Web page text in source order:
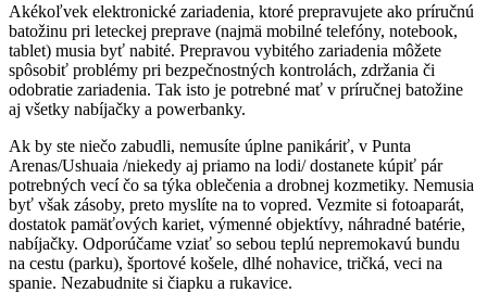
Akékoľvek elektronické zariadenia, ktoré prepravujete ako príručnú
batožinu pri leteckej preprave (najmä mobilné telefóny, notebook,
tablet) musia byť nabité. Prepravou vybitého zariadenia môžete
spôsobiť problémy pri bezpečnostných kontrolách, zdržania či
odobratie zariadenia. Tak isto je potrebné mať v príručnej batožine
aj všetky nabíjačky a powerbanky.
Ak by ste niečo zabudli, nemusíte úplne panikáriť, v Punta
Arenas/Ushuaia /niekedy aj priamo na lodi/ dostanete kúpiť pár
potrebných vecí čo sa týka oblečenia a drobnej kozmetiky. Nemusia
byť však zásoby, preto myslíte na to vopred. Vezmite si fotoaparát,
dostatok pamäťových kariet, výmenné objektívy, náhradné batérie,
nabíjačky. Odporúčame vziať so sebou teplú nepremokavú bundu
na cestu (parku), športové košele, dlhé nohavice, tričká, veci na
spanie. Nezabudnite si čiapku a rukavice.